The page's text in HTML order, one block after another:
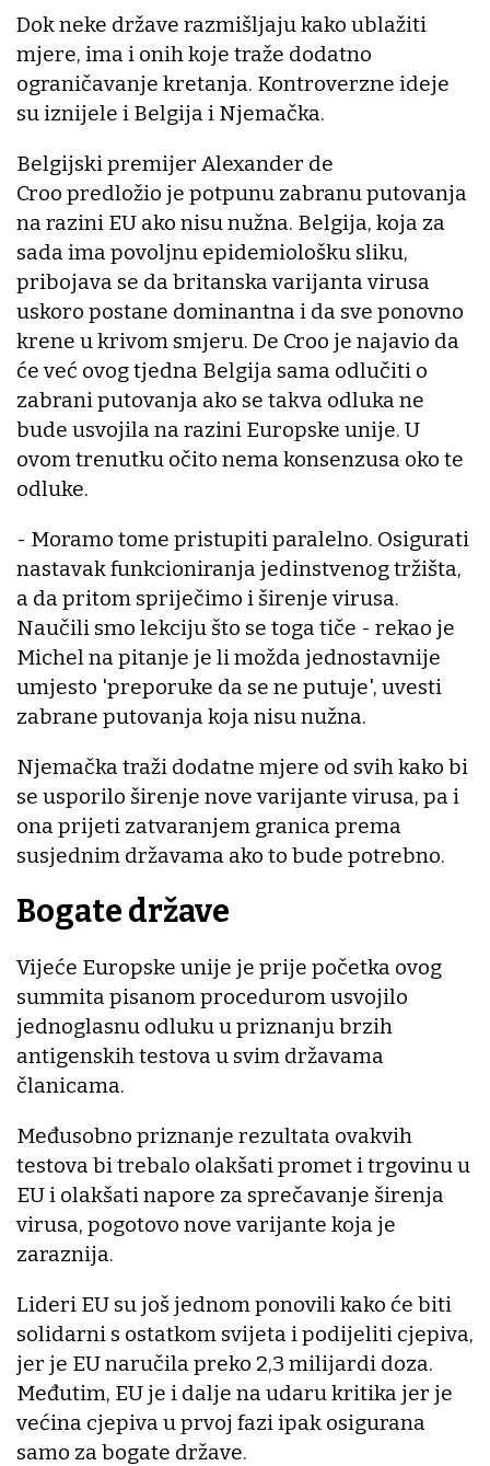
Dok neke države razmišljaju kako ublažiti
mjere, ima i onih koje traže dodatno
ograničavanje kretanja. Kontroverzne ideje
su iznijele i Belgija i Njemačka.
Belgijski premijer Alexander de
Croo predložio je potpunu zabranu putovanja
na razini EU ako nisu nužna. Belgija, koja za
sada ima povoljnu epidemiološku sliku,
pribojava se da britanska varijanta virusa
uskoro postane dominantna i da sve ponovno
krene u krivom smjeru. De Croo je najavio da
će već ovog tjedna Belgija sama odlučiti o
zabrani putovanja ako se takva odluka ne
bude usvojila na razini Europske unije. U
ovom trenutku očito nema konsenzusa oko te
odluke.
- Moramo tome pristupiti paralelno. Osigurati
nastavak funkcioniranja jedinstvenog tržišta,
a da pritom spriječimo i širenje virusa.
Naučili smo lekciju što se toga tiče - rekao je
Michel na pitanje je li možda jednostavnije
umjesto 'preporuke da se ne putuje', uvesti
zabrane putovanja koja nisu nužna.
Njemačka traži dodatne mjere od svih kako bi
se usporilo širenje nove varijante virusa, pa i
ona prijeti zatvaranjem granica prema
susjednim državama ako to bude potrebno.
Bogate države
Vijeće Europske unije je prije početka ovog
summita pisanom procedurom usvojilo
jednoglasnu odluku u priznanju brzih
antigenskih testova u svim državama
članicama.
Međusobno priznanje rezultata ovakvih
testova bi trebalo olakšati promet i trgovinu u
EU i olakšati napore za sprečavanje širenja
virusa, pogotovo nove varijante koja je
zaraznija.
Lideri EU su još jednom ponovili kako će biti
solidarni s ostatkom svijeta i podijeliti cjepiva,
jer je EU naručila preko 2,3 milijardi doza.
Međutim, EU je i dalje na udaru kritika jer je
većina cjepiva u prvoj fazi ipak osigurana
samo za bogate države.